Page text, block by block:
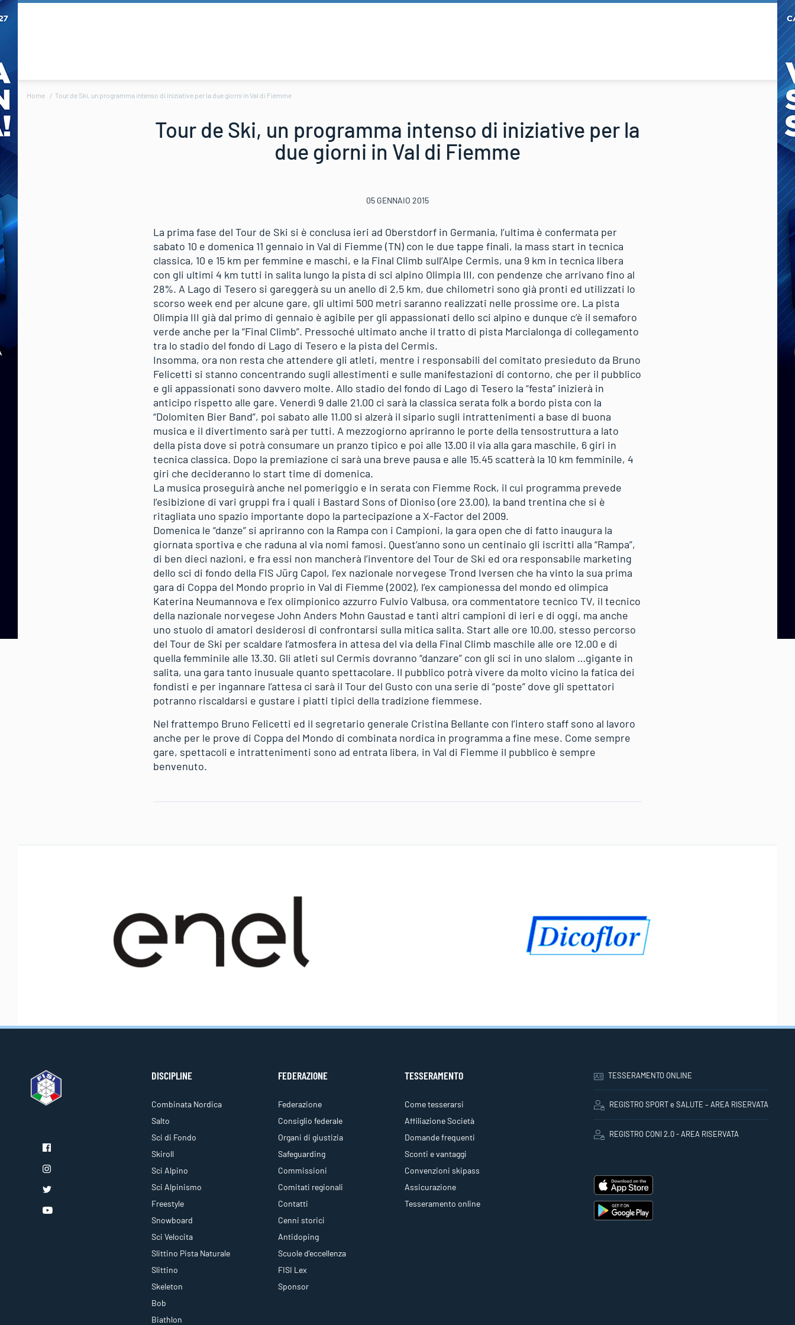
Home Tour de Ski, un programma intenso di iniziative per la due giorni in Val di Fiemme
Tour de Ski, un programma intenso di iniziative per la
due giorni in Val di Fiemme
05 GENNAIO 2015
La prima fase del Tour de Ski si è conclusa ieri ad Oberstdorf in Germania, l’ultima è confermata per
sabato 10 e domenica 11 gennaio in Val di Fiemme (TN) con le due tappe finali, la mass start in tecnica
classica, 10 e 15 km per femmine e maschi, e la Final Climb sull’Alpe Cermis, una 9 km in tecnica libera
con gli ultimi 4 km tutti in salita lungo la pista di sci alpino Olimpia III, con pendenze che arrivano fino al
28%. A Lago di Tesero si gareggerà su un anello di 2,5 km, due chilometri sono già pronti ed utilizzati lo
scorso week end per alcune gare, gli ultimi 500 metri saranno realizzati nelle prossime ore. La pista
Olimpia III già dal primo di gennaio è agibile per gli appassionati dello sci alpino e dunque c’è il semaforo
verde anche per la “Final Climb”. Pressoché ultimato anche il tratto di pista Marcialonga di collegamento
tra lo stadio del fondo di Lago di Tesero e la pista del Cermis.
Insomma, ora non resta che attendere gli atleti, mentre i responsabili del comitato presieduto da Bruno
Felicetti si stanno concentrando sugli allestimenti e sulle manifestazioni di contorno, che per il pubblico
e gli appassionati sono davvero molte. Allo stadio del fondo di Lago di Tesero la “festa” inizierà in
anticipo rispetto alle gare. Venerdì 9 dalle 21.00 ci sarà la classica serata folk a bordo pista con la
“Dolomiten Bier Band”, poi sabato alle 11.00 si alzerà il sipario sugli intrattenimenti a base di buona
musica e il divertimento sarà per tutti. A mezzogiorno apriranno le porte della tensostruttura a lato
della pista dove si potrà consumare un pranzo tipico e poi alle 13.00 il via alla gara maschile, 6 giri in
tecnica classica. Dopo la premiazione ci sarà una breve pausa e alle 15.45 scatterà la 10 km femminile, 4
giri che decideranno lo start time di domenica.
La musica proseguirà anche nel pomeriggio e in serata con Fiemme Rock, il cui programma prevede
l’esibizione di vari gruppi fra i quali i Bastard Sons of Dioniso (ore 23.00), la band trentina che si è
ritagliata uno spazio importante dopo la partecipazione a X-Factor del 2009.
Domenica le “danze” si apriranno con la Rampa con i Campioni, la gara open che di fatto inaugura la
giornata sportiva e che raduna al via nomi famosi. Quest’anno sono un centinaio gli iscritti alla “Rampa”,
di ben dieci nazioni, e fra essi non mancherà l’inventore del Tour de Ski ed ora responsabile marketing
dello sci di fondo della FIS Jürg Capol, l’ex nazionale norvegese Trond Iversen che ha vinto la sua prima
gara di Coppa del Mondo proprio in Val di Fiemme (2002), l’ex campionessa del mondo ed olimpica
Katerina Neumannova e l’ex olimpionico azzurro Fulvio Valbusa, ora commentatore tecnico TV, il tecnico
della nazionale norvegese John Anders Mohn Gaustad e tanti altri campioni di ieri e di oggi, ma anche
uno stuolo di amatori desiderosi di confrontarsi sulla mitica salita. Start alle ore 10.00, stesso percorso
del Tour de Ski per scaldare l’atmosfera in attesa del via della Final Climb maschile alle ore 12.00 e di
quella femminile alle 13.30. Gli atleti sul Cermis dovranno “danzare” con gli sci in uno slalom …gigante in
salita, una gara tanto inusuale quanto spettacolare. Il pubblico potrà vivere da molto vicino la fatica dei
fondisti e per ingannare l’attesa ci sarà il Tour del Gusto con una serie di “poste” dove gli spettatori
potranno riscaldarsi e gustare i piatti tipici della tradizione fiemmese.
Nel frattempo Bruno Felicetti ed il segretario generale Cristina Bellante con l’intero staff sono al lavoro
anche per le prove di Coppa del Mondo di combinata nordica in programma a fine mese. Come sempre
gare, spettacoli e intrattenimenti sono ad entrata libera, in Val di Fiemme il pubblico è sempre
benvenuto.
DISCIPLINE
Combinata Nordica
Salto
Sci di Fondo
Skiroll
Sci Alpino
Sci Alpinismo
Freestyle
Snowboard
Sci Velocita
Slittino Pista Naturale
Slittino
Skeleton
Bob
Biathlon
FEDERAZIONE
Federazione
Consiglio federale
Organi di giustizia
Safeguarding
Commissioni
Comitati regionali
Contatti
Cenni storici
Antidoping
Scuole d'eccellenza
FISI Lex
Sponsor
TESSERAMENTO
Come tesserarsi
Affiliazione Società
Domande frequenti
Sconti e vantaggi
Convenzioni skipass
Assicurazione
Tesseramento online
TESSERAMENTO ONLINE
REGISTRO SPORT e SALUTE – AREA RISERVATA
REGISTRO CONI 2.0 - AREA RISERVATA